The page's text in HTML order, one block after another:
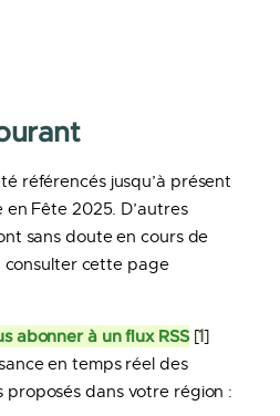
référencés jusqu’à présent
Fête 2025. D’autres
sans doute en cours de
consulter cette page
abonner à un flux RSS[1]
en temps réel des
proposés dans votre région :